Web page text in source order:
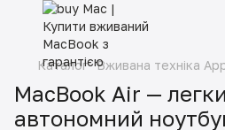
Каталог Вживана техніка
MacBook Air —
автономний